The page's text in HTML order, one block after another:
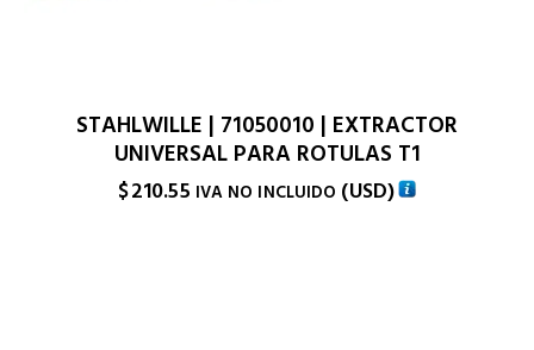
STAHLWILLE | 71050010 | EXTRACTOR
UNIVERSAL PARA ROTULAS T1
$210.55 IVA NO INCLUIDO (USD)